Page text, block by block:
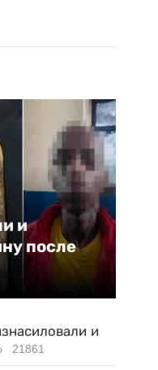
и
после
и
21861